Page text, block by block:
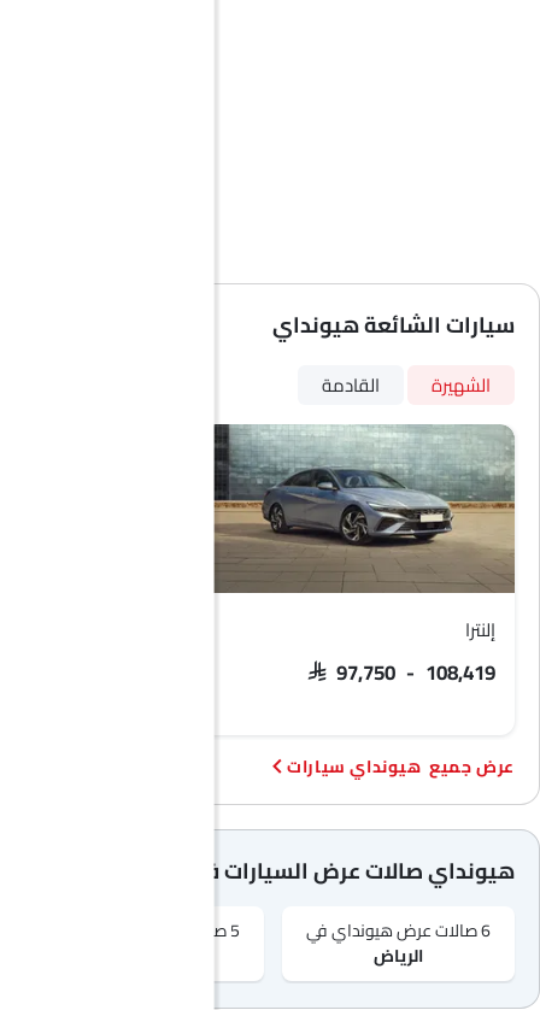
سيارات الشائعة هيونداي
الشهيرة القادمة
إلنترا
SAR 97,750 - 108,419
هيونداي سيارات
هيونداي صالات عرض السيارات في المدن الشهيرة
6 صالات عرض هيونداي في
الرياض‎
5 صالات عرض هيونداي في